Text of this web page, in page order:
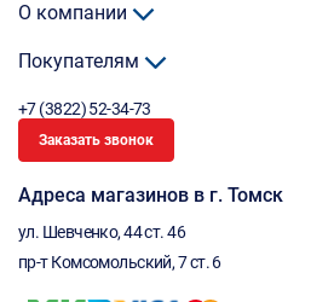
О компании
Покупателям
+7 (3822) 52-34-73
Заказать звонок
Адреса магазинов в г. Томск
ул. Шевченко, 44 ст. 46
пр-т Комсомольский, 7 ст. 6